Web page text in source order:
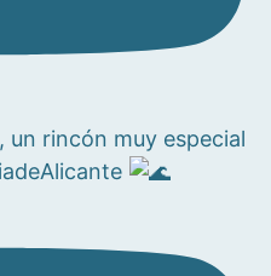
un rincón muy especial